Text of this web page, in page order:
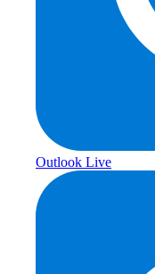
Outlook Live